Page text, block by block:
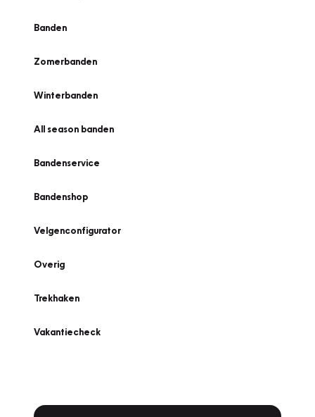
Banden
Zomerbanden
Winterbanden
All season banden
Bandenservice
Bandenshop
Velgenconfigurator
Overig
Trekhaken
Vakantiecheck